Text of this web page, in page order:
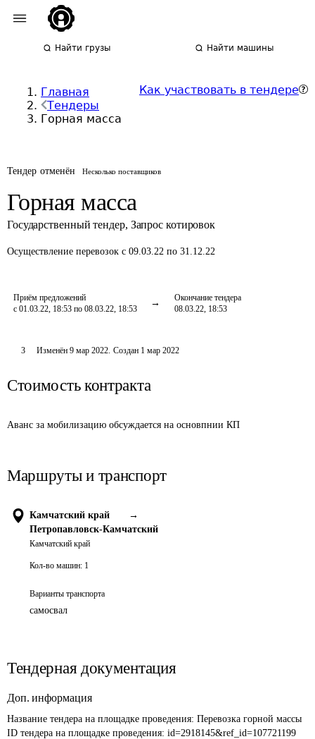
Найти грузы Найти машины
Главная
Тендеры
Горная масса
Как участвовать в тендере
Тендер отменён Несколько поставщиков
Горная масса
Государственный тендер, Запрос котировок
Осуществление перевозок с 09.03.22 по 31.12.22
Приём предложений
с 01.03.22, 18:53 по 08.03.22, 18:53
Окончание тендера
08.03.22, 18:53
3 Изменён 9 мар 2022. Создан 1 мар 2022
Стоимость контракта
Аванс за мобилизацию обсуждается на основпнии КП
Маршруты и транспорт
Камчатский край
→
Петропавловск-Камчатский
Камчатский край
Кол-во машин: 1
Варианты транспорта
самосвал
Тендерная документация
Доп. информация
Название тендера на площадке проведения: Перевозка горной массы
ID тендера на площадке проведения: id=2918145&ref_id=107721199